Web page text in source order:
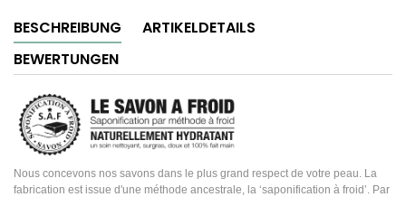
BESCHREIBUNG
ARTIKELDETAILS
BEWERTUNGEN
Nous concevons nos savons dans le plus grand respect de votre peau. La
fabrication est issue d'une méthode ancestrale, la ‘saponification à froid’. Par